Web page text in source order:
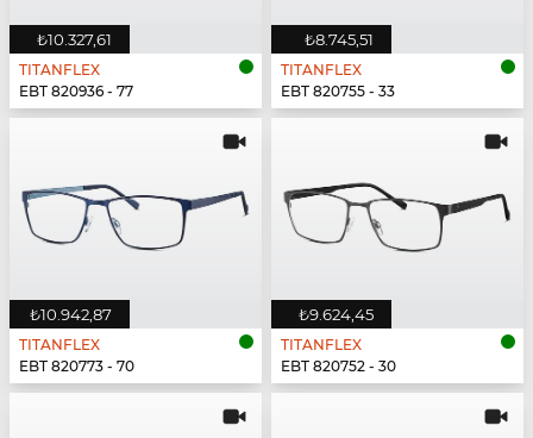
₺10.327,61
TITANFLEX
EBT 820936 - 77
₺8.745,51
TITANFLEX
EBT 820755 - 33
₺10.942,87
TITANFLEX
EBT 820773 - 70
₺9.624,45
TITANFLEX
EBT 820752 - 30